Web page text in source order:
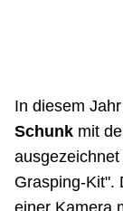
In diesem
Schunkmit
Grasping-Kit".
einer Kamera